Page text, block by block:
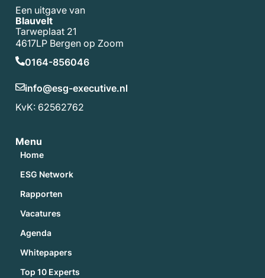
Een uitgave van
Blauvelt
Tarweplaat 21
4617LP Bergen op Zoom
0164-856046
info@esg-executive.nl
KvK: 62562762
Menu
Home
ESG Network
Rapporten
Vacatures
Agenda
Whitepapers
Top 10 Experts